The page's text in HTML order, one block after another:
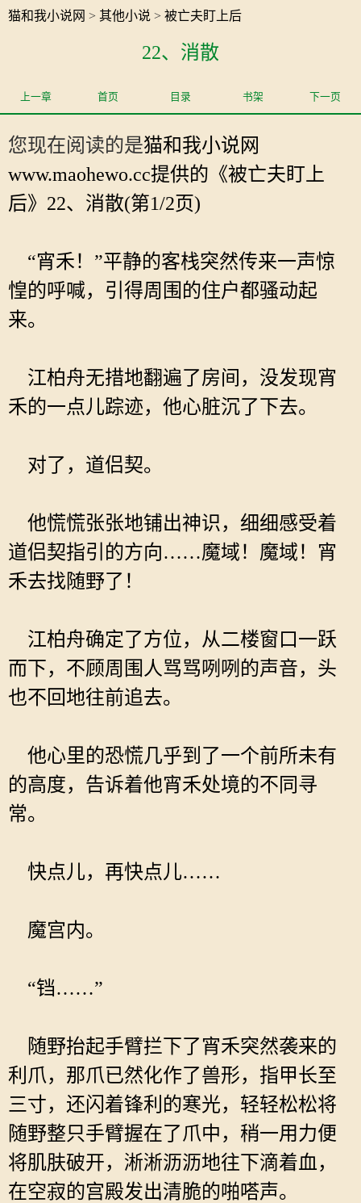
猫和我小说网 > 其他小说 > 被亡夫盯上后
22、消散
上一章 首页 目录 书架 下一页
您现在阅读的是猫和我小说网
www.maohewo.cc提供的《被亡夫盯上
后》22、消散(第1/2页)
“宵禾！”平静的客栈突然传来一声惊
惶的呼喊，引得周围的住户都骚动起
来。
江柏舟无措地翻遍了房间，没发现宵
禾的一点儿踪迹，他心脏沉了下去。
对了，道侣契。
他慌慌张张地铺出神识，细细感受着
道侣契指引的方向……魔域！魔域！宵
禾去找随野了！
江柏舟确定了方位，从二楼窗口一跃
而下，不顾周围人骂骂咧咧的声音，头
也不回地往前追去。
他心里的恐慌几乎到了一个前所未有
的高度，告诉着他宵禾处境的不同寻
常。
快点儿，再快点儿……
魔宫内。
“铛……”
随野抬起手臂拦下了宵禾突然袭来的
利爪，那爪已然化作了兽形，指甲长至
三寸，还闪着锋利的寒光，轻轻松松将
随野整只手臂握在了爪中，稍一用力便
将肌肤破开，淅淅沥沥地往下滴着血，
在空寂的宫殿发出清脆的啪嗒声。